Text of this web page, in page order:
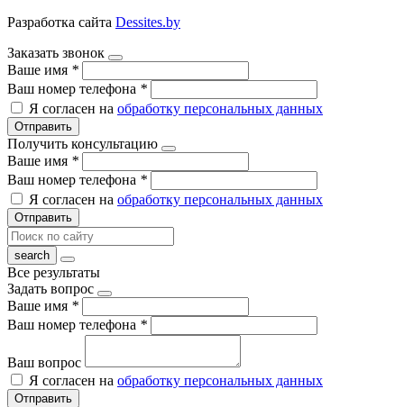
Разработка сайта Dessites.by
Заказать звонок
Ваше имя *
Ваш номер телефона *
Я согласен на обработку персональных данных
Отправить
Получить консультацию
Ваше имя *
Ваш номер телефона *
Я согласен на обработку персональных данных
Отправить
Все результаты
Задать вопрос
Ваше имя *
Ваш номер телефона *
Ваш вопрос
Я согласен на обработку персональных данных
Отправить